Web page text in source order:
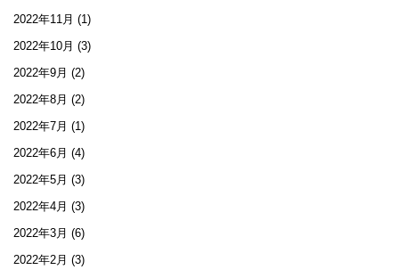
2022年11月 (1)
2022年10月 (3)
2022年9月 (2)
2022年8月 (2)
2022年7月 (1)
2022年6月 (4)
2022年5月 (3)
2022年4月 (3)
2022年3月 (6)
2022年2月 (3)